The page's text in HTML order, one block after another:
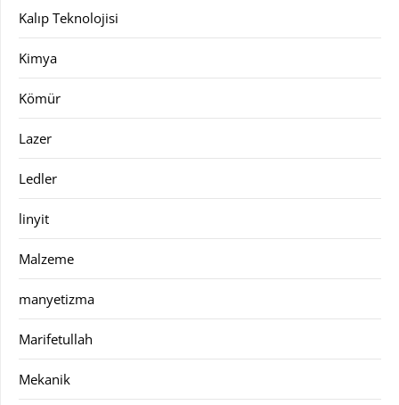
Kalıp Teknolojisi
Kimya
Kömür
Lazer
Ledler
linyit
Malzeme
manyetizma
Marifetullah
Mekanik